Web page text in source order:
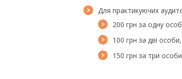
Для практикуючих
200 грн за одну
100 грн за дві
150 грн за три